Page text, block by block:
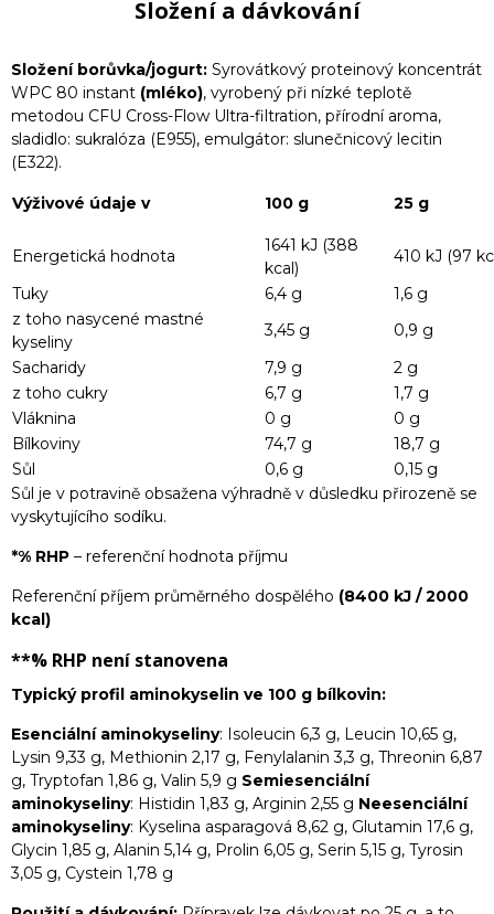
Složení a dávkování
Složení borůvka/jogurt: Syrovátkový proteinový koncentrát
WPC 80 instant (mléko), vyrobený při nízké teplotě
metodou CFU Cross-Flow Ultra-filtration, přírodní aroma,
sladidlo: sukralóza (E955), emulgátor: slunečnicový lecitin
(E322).
Výživové údaje v 100 g 25 g
Energetická hodnota
1641 kJ (388
kcal)
410 kJ (97
Tuky
6,4 g
1,6 g
z toho nasycené mastné
kyseliny
3,45 g
0,9 g
Sacharidy
7,9 g
2 g
z toho cukry
6,7 g
1,7 g
Vláknina
0 g
0 g
Bílkoviny
74,7 g
18,7 g
Sůl
0,6 g
0,15 g
Sůl je v potravině obsažena výhradně v důsledku přirozeně se
vyskytujícího sodíku.
*% RHP – referenční hodnota příjmu
Referenční příjem průměrného dospělého (8400 kJ / 2000
kcal)
**% RHP není stanovena
Typický profil aminokyselin ve 100 g bílkovin:
Esenciální aminokyseliny: Isoleucin 6,3 g, Leucin 10,65 g,
Lysin 9,33 g, Methionin 2,17 g, Fenylalanin 3,3 g, Threonin 6,87
g, Tryptofan 1,86 g, Valin 5,9 g Semiesenciální
aminokyseliny: Histidin 1,83 g, Arginin 2,55 g Neesenciální
aminokyseliny: Kyselina asparagová 8,62 g, Glutamin 17,6 g,
Glycin 1,85 g, Alanin 5,14 g, Prolin 6,05 g, Serin 5,15 g, Tyrosin
3,05 g, Cystein 1,78 g